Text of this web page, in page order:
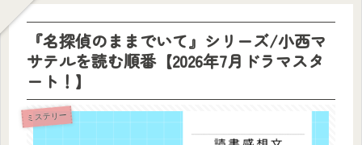
『名探偵のままでいて』シリーズ/小西マ
サテルを読む順番【2026年7月ドラマスタ
ート！】
ミステリー